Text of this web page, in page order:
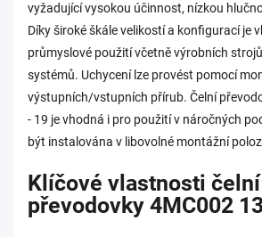
vyžadující vysokou účinnost, nízkou
Díky široké škále velikostí a konfigurací je
průmyslové použití včetně výrobních
systémů. Uchycení lze provést pomocí
výstupních/vstupních přírub. Čelní
- 19 je vhodná i pro použití v náročných
být instalována v libovolné montážní
Klíčové vlastnosti čelní
převodovky 4MC002